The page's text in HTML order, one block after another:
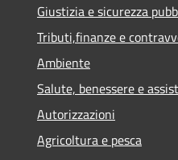
Giustizia e sicurezza
Tributi,finanze e
Ambiente
Salute, benessere e
Autorizzazioni
Agricoltura e pesca